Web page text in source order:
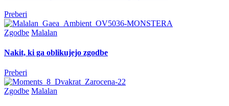
Preberi
Zgodbe Malalan
Nakit, ki ga oblikujejo zgodbe
Preberi
Zgodbe Malalan